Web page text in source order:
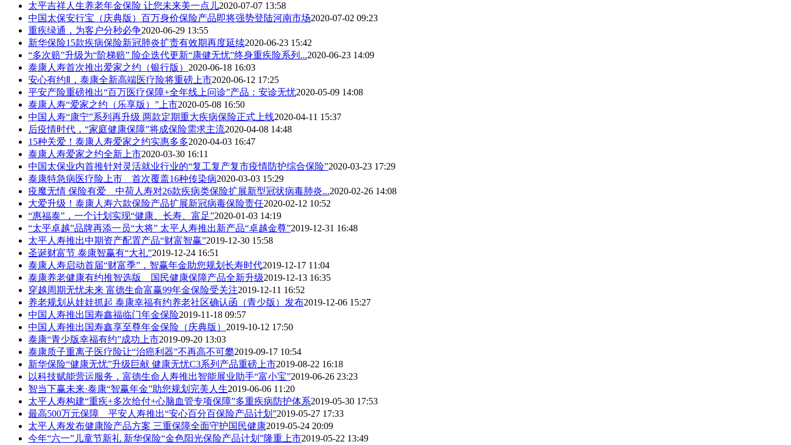
太平吉祥人生养老年金保险 让您未来美一点儿2020-07-07 13:58
中国太保安行宝（庆典版）百万身价保险产品即将强势登陆河南市场2020-07-02 09:23
重疾绿通，为客户分秒必争2020-06-29 13:55
新华保险15款疾病保险新冠肺炎扩责有效期再度延续2020-06-23 15:42
“多次赔”升级为“阶梯赔” 险企迭代更新“康健无忧”终身重疾险系列...2020-06-23 14:09
泰康人寿首次推出爱家之约（银行版） 2020-06-18 16:03
安心有约Ⅱ，泰康全新高端医疗险将重磅上市2020-06-12 17:25
平安产险重磅推出“百万医疗保障+全年线上问诊”产品：安诊无忧2020-05-09 14:08
泰康人寿“爱家之约（乐享版）”上市2020-05-08 16:50
中国人寿“康宁”系列再升级 两款定期重大疾病保险正式上线2020-04-11 15:37
后疫情时代，“家庭健康保障”将成保险需求主流2020-04-08 14:48
15种关爱！泰康人寿爱家之约实惠多多2020-04-03 16:47
泰康人寿爱家之约全新上市2020-03-30 16:11
中国太保业内首推针对灵活就业行业的“复工复产复市疫情防护综合保险”2020-03-23 17:29
泰康特急病医疗险上市 首次覆盖16种传染病2020-03-03 15:29
疫魔无情 保险有爱 中荷人寿对26款疾病类保险扩展新型冠状病毒肺炎...2020-02-26 14:08
大爱升级！泰康人寿六款保险产品扩展新冠病毒保险责任2020-02-12 10:52
“惠福泰”，一个计划实现“健康、长寿、富足”2020-01-03 14:19
“太平卓越”品牌再添一员“大将” 太平人寿推出新产品“卓越金尊”2019-12-31 16:48
太平人寿推出中期资产配置产品“财富智赢”2019-12-30 15:58
圣诞财富节 泰康智赢有“大礼”2019-12-24 16:51
泰康人寿启动首届“财富季”，智赢年金助您规划长寿时代2019-12-17 11:04
泰康养老健康有约推智选版 国民健康保障产品全新升级2019-12-13 16:35
穿越周期无忧未来 富德生命富赢99年金保险受关注2019-12-11 16:52
养老规划从娃娃抓起 泰康幸福有约养老社区确认函（青少版）发布2019-12-06 15:27
中国人寿推出国寿鑫福临门年金保险2019-11-18 09:57
中国人寿推出国寿鑫享至尊年金保险（庆典版） 2019-10-12 17:50
泰康“青少版幸福有约”成功上市2019-09-20 13:03
泰康质子重离子医疗险让“治癌利器”不再高不可攀2019-09-17 10:54
新华保险“健康无忧”升级巨献 健康无忧C3系列产品重磅上市2019-08-22 16:18
以科技赋能营运服务，富德生命人寿推出智能展业助手“富小宝”2019-06-26 23:23
智当下赢未来·泰康“智赢年金”助您规划完美人生2019-06-06 11:20
太平人寿构建“重疾+多次给付+心脑血管专项保障”多重疾病防护体系2019-05-30 17:53
最高500万元保障 平安人寿推出“安心百分百保险产品计划”2019-05-27 17:33
太平人寿发布健康险产品方案 三重保障全面守护国民健康2019-05-24 20:09
今年“六一”儿童节新礼 新华保险“金色阳光保险产品计划”隆重上市2019-05-22 13:49